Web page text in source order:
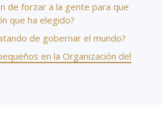
de forzar a la gente para que
que ha elegido?
de gobernar el mundo?
en la Organización del